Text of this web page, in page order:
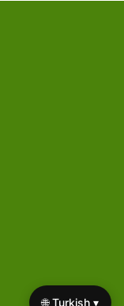
🌐 Turkish ▾